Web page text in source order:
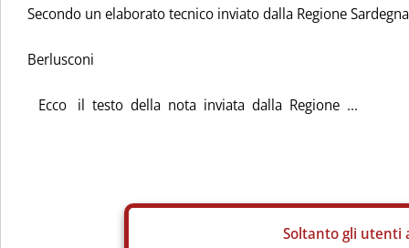
Secondo un elaborato tecnico inviato dalla Regione
Berlusconi
Ecco il testo della nota inviata dalla Regione ...
Soltanto gli utenti